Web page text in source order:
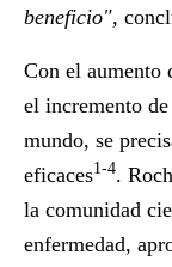
beneficio",
Con el aumento
el incremento
mundo, se
eficaces1-4.
la comunidad
enfermedad,